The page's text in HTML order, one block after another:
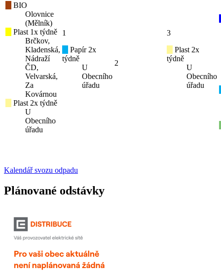
BIO
Olovnice
(Mělník)
Plast 1x týdně
Brčkov,
Kladenská,
Nádraží
ČD,
Velvarská,
Za
Kovárnou
Plast 2x týdně
U
Obecního
úřadu
1
Papír 2x
týdně
U
Obecního
úřadu
2
3
Plast 2x
týdně
U
Obecního
úřadu
Kalendář svozu odpadu
Plánované odstávky